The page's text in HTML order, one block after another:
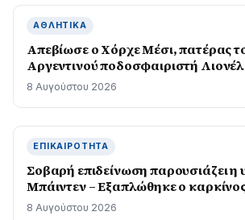
ΑΘΛΗΤΙΚΆ
Απεβίωσε ο Χόρχε Μέσι, πατέρας
Αργεντινού ποδοσφαιριστή
8 Αυγούστου 2026
ΕΠΙΚΑΙΡΌΤΗΤΑ
Σοβαρή επιδείνωση παρουσιάζει η
Μπάιντεν – Εξαπλώθηκε ο
8 Αυγούστου 2026